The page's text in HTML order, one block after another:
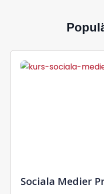
Sociala Medier